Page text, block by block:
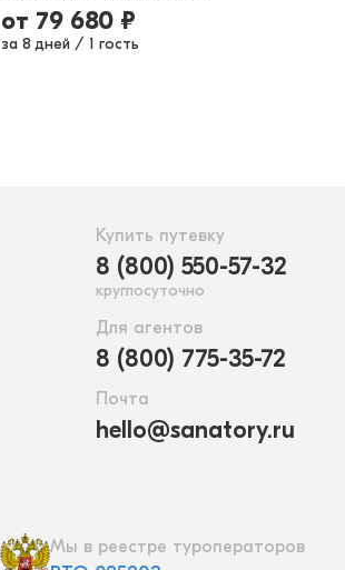
от 79 680 ₽
за 8 дней / 1 гость
Купить путевку
8 (800) 550-57-32
круглосуточно
Для агентов
8 (800) 775-35-72
Почта
hello@sanatory.ru
Мы в реестре туроператоров